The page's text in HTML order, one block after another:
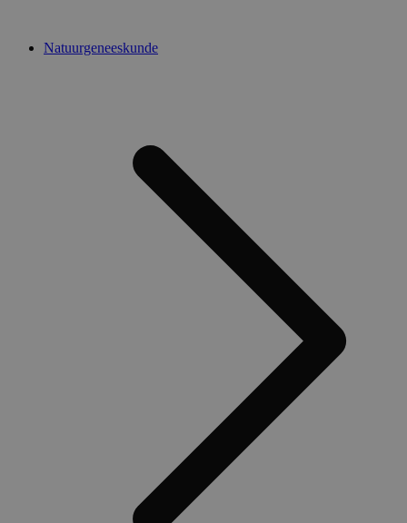
Natuurgeneeskunde